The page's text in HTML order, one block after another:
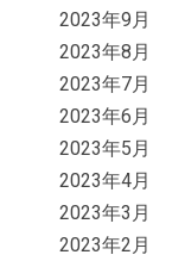
2023年9月
2023年8月
2023年7月
2023年6月
2023年5月
2023年4月
2023年3月
2023年2月